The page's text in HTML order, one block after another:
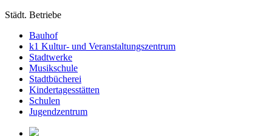
Städt. Betriebe
Bauhof
k1 Kultur- und Veranstaltungszentrum
Stadtwerke
Musikschule
Stadtbücherei
Kindertagesstätten
Schulen
Jugendzentrum